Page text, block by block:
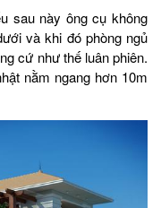
sau này ông cụ không
và khi đó phòng ngủ
cứ như thế luân phiên.
nằm ngang hơn 10m